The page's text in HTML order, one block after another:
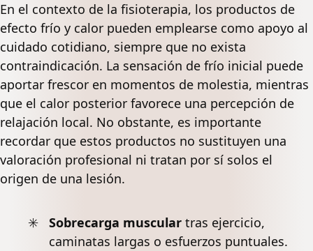
En el contexto de la fisioterapia, los productos de
efecto frío y calor pueden emplearse como apoyo al
cuidado cotidiano, siempre que no exista
contraindicación. La sensación de frío inicial puede
aportar frescor en momentos de molestia, mientras
que el calor posterior favorece una percepción de
relajación local. No obstante, es importante
recordar que estos productos no sustituyen una
valoración profesional ni tratan por sí solos el
origen de una lesión.
Sobrecarga muscular tras ejercicio,
caminatas largas o esfuerzos puntuales.